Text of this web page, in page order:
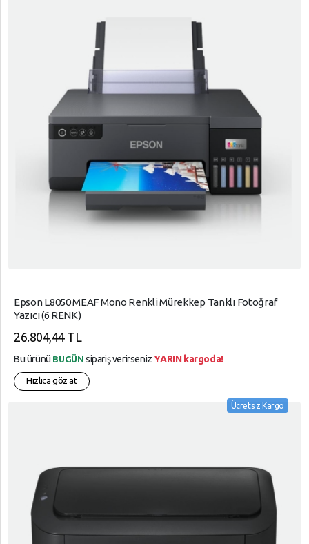
Epson L8050 MEAF Mono Renkli Mürekkep Tanklı Fotoğraf
Yazıcı (6 RENK)
26.804,44 TL
Bu ürünü BUGÜN sipariş verirsenizYARIN kargoda!
Hızlıca göz at
Ücretsiz Kargo